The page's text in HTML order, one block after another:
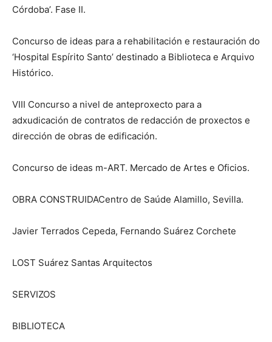
Córdoba’. Fase II.
Concurso de ideas para a rehabilitación e restauración do
‘Hospital Espírito Santo’ destinado a Biblioteca e Arquivo
Histórico.
VIII Concurso a nivel de anteproxecto para a
adxudicación de contratos de redacción de proxectos e
dirección de obras de edificación.
Concurso de ideas m-ART. Mercado de Artes e Oficios.
OBRA CONSTRUIDACentro de Saúde Alamillo, Sevilla.
Javier Terrados Cepeda, Fernando Suárez Corchete
LOST Suárez Santas Arquitectos
SERVIZOS
BIBLIOTECA